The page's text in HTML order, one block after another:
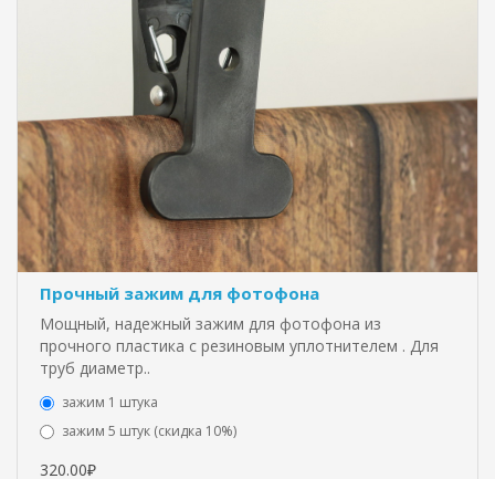
Прочный зажим для фотофона
Мощный, надежный зажим для фотофона из
прочного пластика с резиновым уплотнителем . Для
труб диаметр..
зажим 1 штука
зажим 5 штук (скидка 10%)
320.00₽